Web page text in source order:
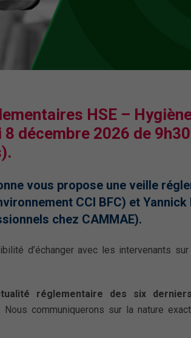
HSE –
décembre 2026 de
vous propose une veille
CCI BFC) et
chez CAMMAE).
d’échanger avec les intervenants
réglementaire des six
Nous communiquerons sur la nature